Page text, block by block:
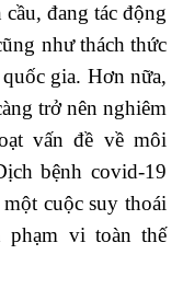
đang tác động
như thách thức
gia. Hơn nữa,
trở nên nghiêm
vấn đề về môi
bệnh covid-19
cuộc suy thoái
phạm vi toàn thế